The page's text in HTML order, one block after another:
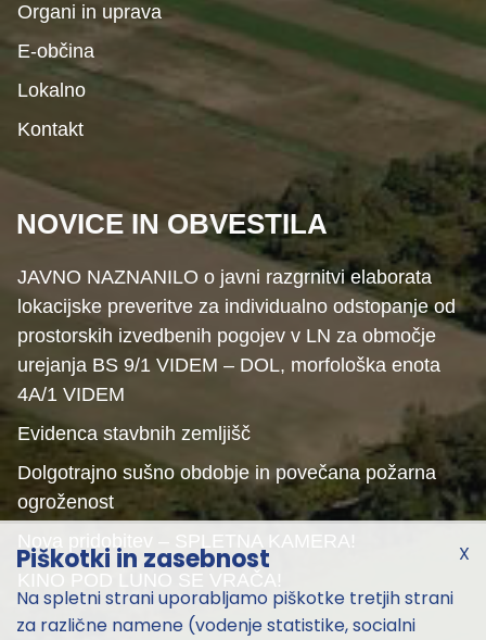
Organi in uprava
E-občina
Lokalno
Kontakt
NOVICE IN OBVESTILA
JAVNO NAZNANILO o javni razgrnitvi elaborata
lokacijske preveritve za individualno odstopanje od
prostorskih izvedbenih pogojev v LN za območje
urejanja BS 9/1 VIDEM – DOL, morfološka enota
4A/1 VIDEM
Evidenca stavbnih zemljišč
Dolgotrajno sušno obdobje in povečana požarna
ogroženost
Nova pridobitev – SPLETNA KAMERA!
KINO POD LUNO SE VRAČA!
X
Piškotki in zasebnost
Na spletni strani uporabljamo piškotke tretjih strani
za različne namene (vodenje statistike, socialni